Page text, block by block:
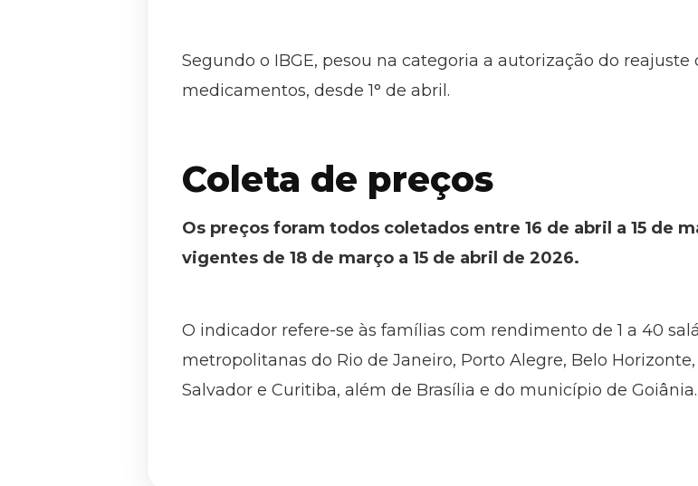
Segundo o IBGE, pesou na categoria a autorização do reajuste
medicamentos, desde 1° de abril.
Coleta de preços
Os preços foram todos coletados entre 16 de abril a 15 de
vigentes de 18 de março a 15 de abril de 2026.
O indicador refere-se às famílias com rendimento de 1 a 40
metropolitanas do Rio de Janeiro, Porto Alegre, Belo
Salvador e Curitiba, além de Brasília e do município de Goiânia.